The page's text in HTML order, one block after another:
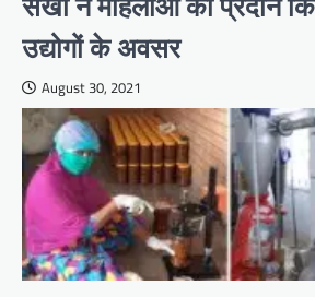
उद्योगों के अवसर
August 30, 2021